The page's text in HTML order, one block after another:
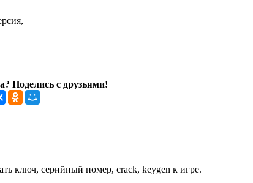
Поделись с друзьями!
ключ, серийный номер, crack, keygen к игре.